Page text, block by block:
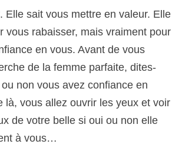
. Elle sait vous mettre en valeur. Elle
vous rabaisser, mais vraiment pour
en vous. Avant de vous
de la femme parfaite, dites-
non vous avez confiance en
là, vous allez ouvrir les yeux et voir
de votre belle si oui ou non elle
à vous…